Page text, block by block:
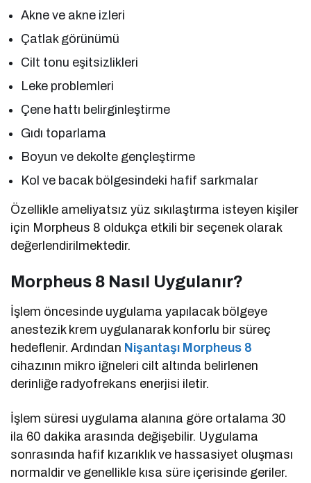
Akne ve akne izleri
Çatlak görünümü
Cilt tonu eşitsizlikleri
Leke problemleri
Çene hattı belirginleştirme
Gıdı toparlama
Boyun ve dekolte gençleştirme
Kol ve bacak bölgesindeki hafif sarkmalar
Özellikle ameliyatsız yüz sıkılaştırma isteyen kişiler
için Morpheus 8 oldukça etkili bir seçenek olarak
değerlendirilmektedir.
Morpheus 8 Nasıl Uygulanır?
İşlem öncesinde uygulama yapılacak bölgeye
anestezik krem uygulanarak konforlu bir süreç
hedeflenir. Ardından Nişantaşı Morpheus 8
cihazının mikro iğneleri cilt altında belirlenen
derinliğe radyofrekans enerjisi iletir.
İşlem süresi uygulama alanına göre ortalama 30
ila 60 dakika arasında değişebilir. Uygulama
sonrasında hafif kızarıklık ve hassasiyet oluşması
normaldir ve genellikle kısa süre içerisinde geriler.